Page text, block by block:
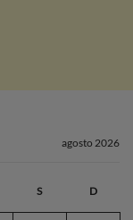
agosto 2026
S D